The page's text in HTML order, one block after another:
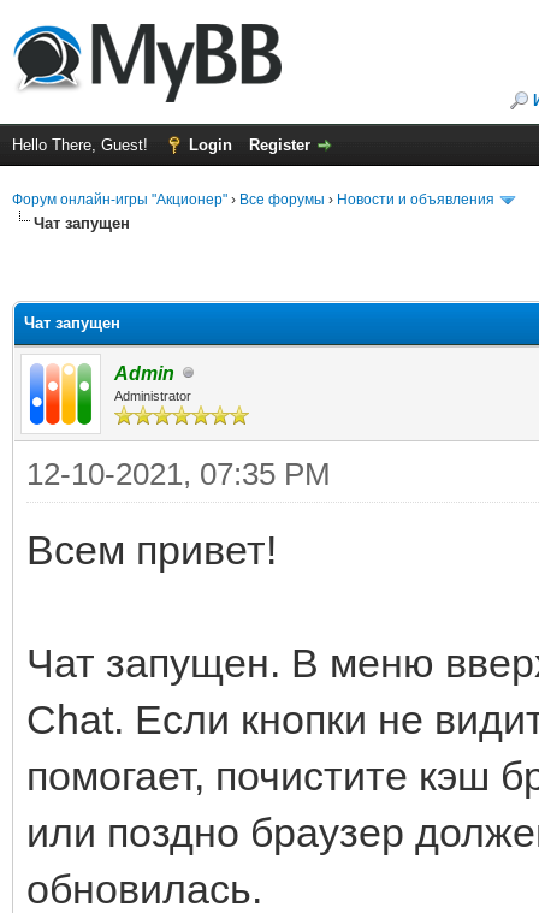
Hello There, Guest! Login Register
Форум онлайн-игры "Акционер" › Все форумы › Новости и объявления
Чат запущен
Чат запущен
Admin
Administrator
12-10-2021, 07:35 PM
Всем привет!
Чат запущен. В меню
Chat. Если кнопки не
помогает, почистите кэш
или поздно браузер
обновилась.